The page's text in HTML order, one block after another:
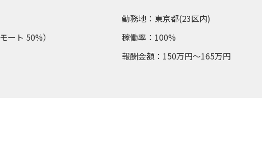
ート 50%）
勤務地：東京都(23区内)
稼働率：100%
報酬金額：150万円～165万円